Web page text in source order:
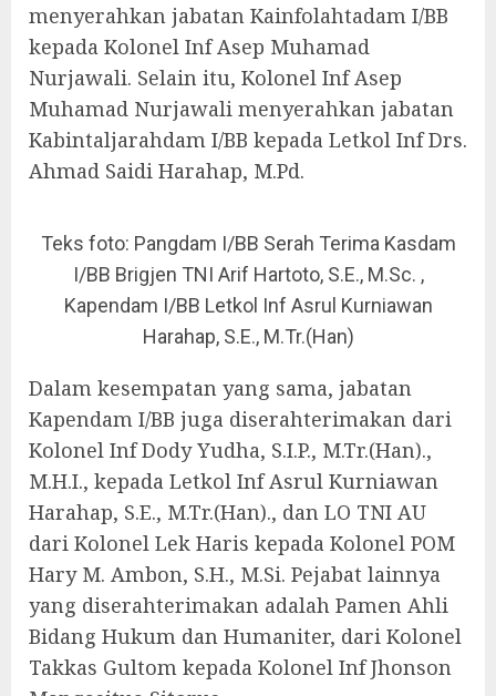
menyerahkan jabatan Kainfolahtadam I/BB
kepada Kolonel Inf Asep Muhamad
Nurjawali. Selain itu, Kolonel Inf Asep
Muhamad Nurjawali menyerahkan jabatan
Kabintaljarahdam I/BB kepada Letkol Inf Drs.
Ahmad Saidi Harahap, M.Pd.
Teks foto: Pangdam I/BB Serah Terima Kasdam
I/BB Brigjen TNI Arif Hartoto, S.E., M.Sc. ,
Kapendam I/BB Letkol Inf Asrul Kurniawan
Harahap, S.E., M.Tr.(Han)
Dalam kesempatan yang sama, jabatan
Kapendam I/BB juga diserahterimakan dari
Kolonel Inf Dody Yudha, S.I.P., M.Tr.(Han).,
M.H.I., kepada Letkol Inf Asrul Kurniawan
Harahap, S.E., M.Tr.(Han)., dan LO TNI AU
dari Kolonel Lek Haris kepada Kolonel POM
Hary M. Ambon, S.H., M.Si. Pejabat lainnya
yang diserahterimakan adalah Pamen Ahli
Bidang Hukum dan Humaniter, dari Kolonel
Takkas Gultom kepada Kolonel Inf Jhonson